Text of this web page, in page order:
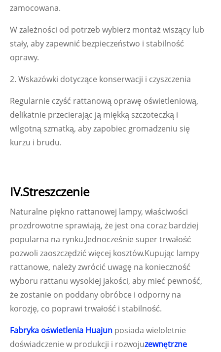
zamocowana.
W zależności od potrzeb wybierz montaż wiszący lub
stały, aby zapewnić bezpieczeństwo i stabilność
oprawy.
2. Wskazówki dotyczące konserwacji i czyszczenia
Regularnie czyść rattanową oprawę oświetleniową,
delikatnie przecierając ją miękką szczoteczką i
wilgotną szmatką, aby zapobiec gromadzeniu się
kurzu i brudu.
IV.Streszczenie
Naturalne piękno rattanowej lampy, właściwości
prozdrowotne sprawiają, że jest ona coraz bardziej
popularna na rynku.Jednocześnie super trwałość
pozwoli zaoszczędzić więcej kosztów.Kupując lampy
rattanowe, należy zwrócić uwagę na konieczność
wyboru rattanu wysokiej jakości, aby mieć pewność,
że zostanie on poddany obróbce i odporny na
korozję, co poprawi trwałość i stabilność.
Fabryka oświetlenia Huajun posiada wieloletnie
doświadczenie w produkcji i rozwojuzewnętrzne